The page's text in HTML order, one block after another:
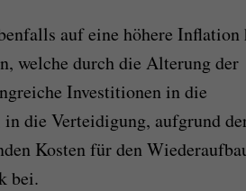
auf eine höhere Inflation
welche durch die Alterung der
Investitionen in die
die Verteidigung, aufgrund
Kosten für den
bei.